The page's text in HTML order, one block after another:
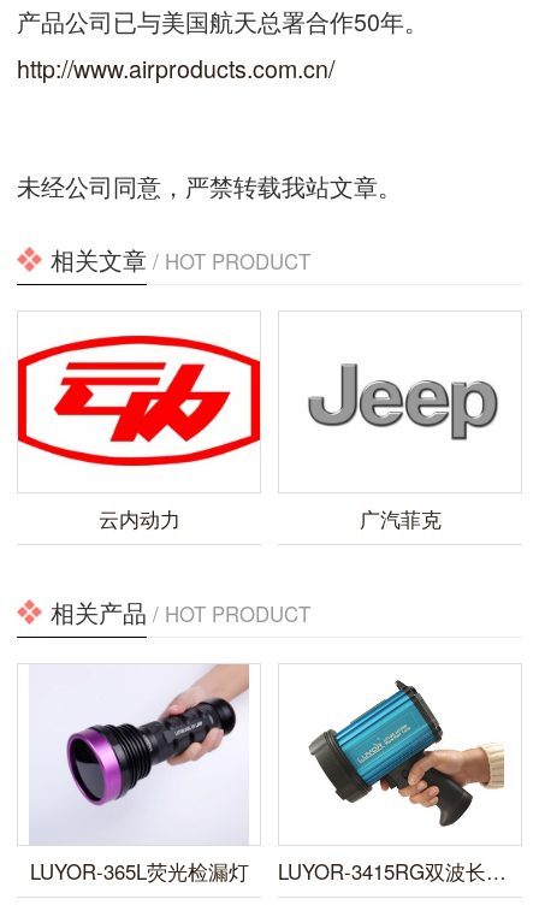
产品公司已与美国航天总署合作50年。
http://www.airproducts.com.cn/
未经公司同意，严禁转载我站文章。
相关文章 / HOT PRODUCT
云内动力 广汽菲克
相关产品 / HOT PRODUCT
LUYOR-365L荧光检漏灯 LUYOR-3415RG双波长便携式荧光蛋白激发光源